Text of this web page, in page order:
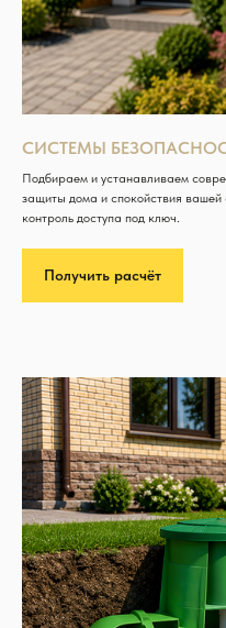
СИСТЕМЫ
Подбираем и устанавливаем
защиты дома и спокойствия вашей
контроль доступа под ключ.
Получить расчёт